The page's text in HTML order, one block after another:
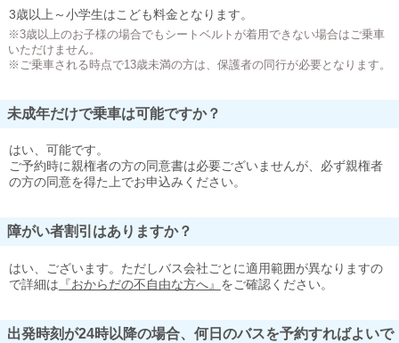
3歳以上～小学生はこども料金となります。
※3歳以上のお子様の場合でもシートベルトが着用できない場合はご乗車
いただけません。
※ご乗車される時点で13歳未満の方は、保護者の同行が必要となります。
未成年だけで乗車は可能ですか？
はい、可能です。
ご予約時に親権者の方の同意書は必要ございませんが、必ず親権者
の方の同意を得た上でお申込みください。
障がい者割引はありますか？
はい、ございます。ただしバス会社ごとに適用範囲が異なりますの
で詳細は 『おからだの不自由な方へ』 をご確認ください。
出発時刻が24時以降の場合、何日のバスを予約すればよいで